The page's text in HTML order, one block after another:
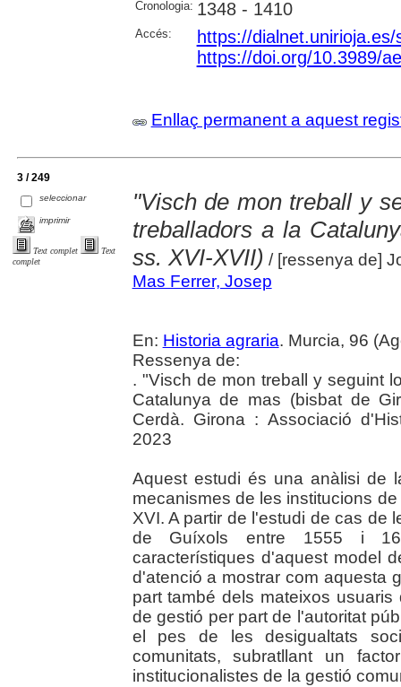
Cronologia: 1348 - 1410
Accés:
https://
https://doi.org/10.3989/
Enllaç permanent a aquest
3 / 249
seleccionar
imprimir
Text complet
Text
complet
"Visch de mon treball y
treballadors a la
ss. XVI-XVII) / [ressenya de]
Mas Ferrer, Josep
En: Historia agraria. Murcia, 96
Ressenya de:
. "Visch de mon treball y seguint
Catalunya de mas (bisbat de
Cerdà. Girona : Associació
2023
Aquest estudi és una anàlisi de
mecanismes de les institucions
XVI. A partir de l'estudi de cas de
de Guíxols entre 1555 i
característiques d'aquest model
d'atenció a mostrar com aquesta
part també dels mateixos
de gestió per part de l'autoritat
el pes de les desigualtats
comunitats, subratllant un
institucionalistes de la gestió